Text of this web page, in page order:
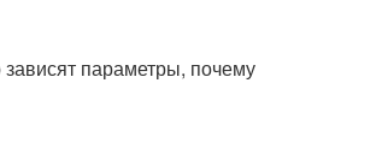
параметры, почему